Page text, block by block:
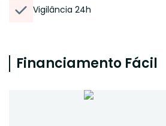
Vigilância 24h
Financiamento Fácil